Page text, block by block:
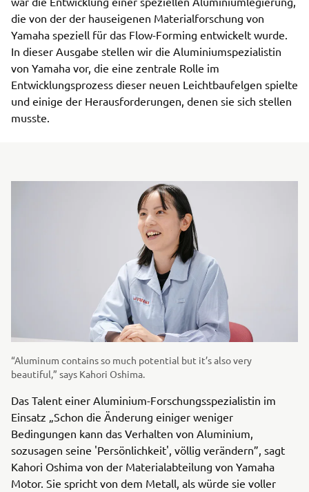
die von der der hauseigenen Materialforschung von
Yamaha speziell für das Flow-Forming entwickelt wurde.
In dieser Ausgabe stellen wir die Aluminiumspezialistin
von Yamaha vor, die eine zentrale Rolle im
Entwicklungsprozess dieser neuen Leichtbaufelgen spielte
und einige der Herausforderungen, denen sie sich stellen
musste.
“Aluminum contains so much potential but it’s also very
beautiful,” says Kahori Oshima.
Das Talent einer Aluminium-Forschungsspezialistin im
Einsatz „Schon die Änderung einiger weniger
Bedingungen kann das Verhalten von Aluminium,
sozusagen seine 'Persönlichkeit', völlig verändern”, sagt
Kahori Oshima von der Materialabteilung von Yamaha
Motor. Sie spricht von dem Metall, als würde sie voller